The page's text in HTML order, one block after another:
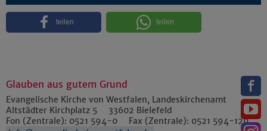
teilen teilen
Glauben aus gutem Grund
Evangelische Kirche von Westfalen, Landeskirchenamt
Altstädter Kirchplatz 5
33602 Bielefeld
Fon (Zentrale): 0521 594-0 Fax (Zentrale): 0521 594-129